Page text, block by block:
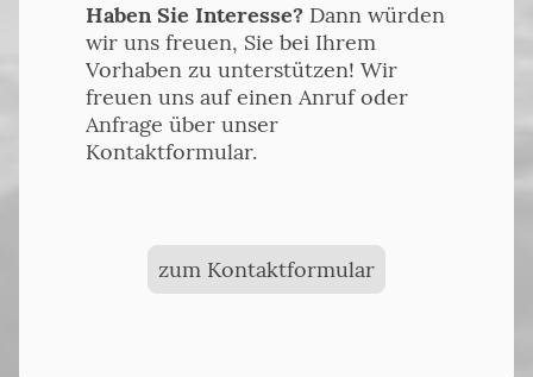
Haben Sie Interesse? Dann würden
wir uns freuen, Sie bei Ihrem
Vorhaben zu unterstützen! Wir
freuen uns auf einen Anruf oder
Anfrage über unser
Kontaktformular.
zum Kontaktformular